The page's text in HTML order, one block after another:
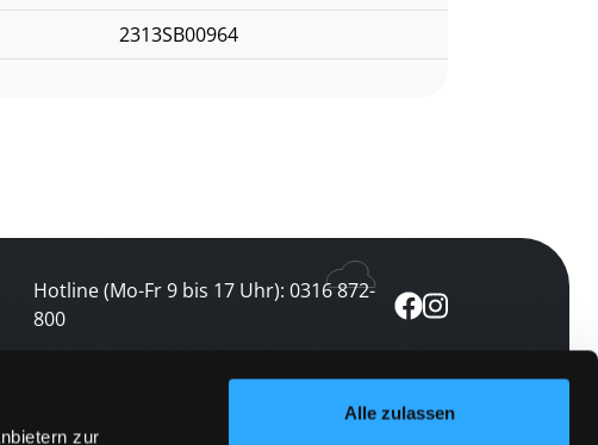
zur
Alle zulassen
2313SB00964
Hotline (Mo-Fr 9 bis 17 Uhr): 0316 872-
800
Newsletter abonnieren